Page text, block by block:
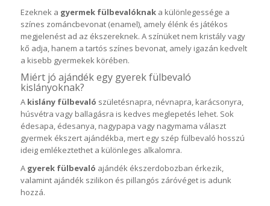
Ezeknek a gyermek fülbevalóknak a különlegessége a
színes zománcbevonat (enamel), amely élénk és játékos
megjelenést ad az ékszereknek. A színüket nem kristály vagy
kő adja, hanem a tartós színes bevonat, amely igazán kedvelt
a kisebb gyermekek körében.
Miért jó ajándék egy gyerek fülbevaló
kislányoknak?
A kislány fülbevaló születésnapra, névnapra, karácsonyra,
húsvétra vagy ballagásra is kedves meglepetés lehet. Sok
édesapa, édesanya, nagypapa vagy nagymama választ
gyermek ékszert ajándékba, mert egy szép fülbevaló hosszú
ideig emlékeztethet a különleges alkalomra.
A gyerek fülbevaló ajándék ékszerdobozban érkezik,
valamint ajándék szilikon és pillangós záróvéget is adunk
hozzá.